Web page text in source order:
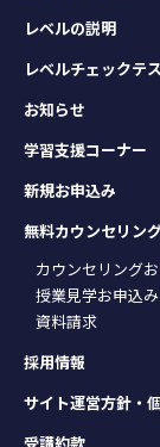
レベルの説明
レベルチェックテ
お知らせ
学習支援コーナー
新規お申込み
無料カウンセリン
カウンセリング
授業見学お申込み
資料請求
採用情報
サイト運営方針・